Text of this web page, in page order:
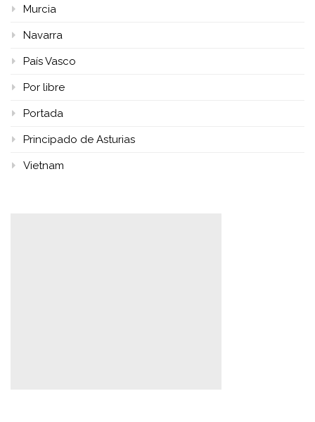
Murcia
Navarra
País Vasco
Por libre
Portada
Principado de Asturias
Vietnam